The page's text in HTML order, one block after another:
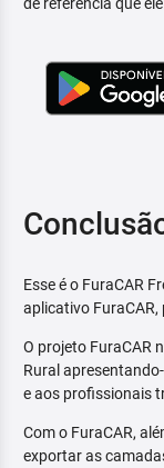
Esse é o FuraCAR
aplicativo
O projeto FuraCAR
Rural
e aos profissionais
Com o FuraCAR,
exportar as